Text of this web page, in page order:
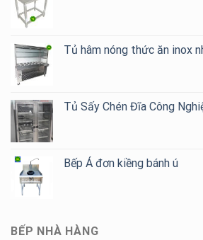
Tủ hâm nóng thức ăn inox
Tủ Sấy Chén Đĩa Công
Bếp Á đơn kiềng bánh ú
BẾP NHÀ HÀNG